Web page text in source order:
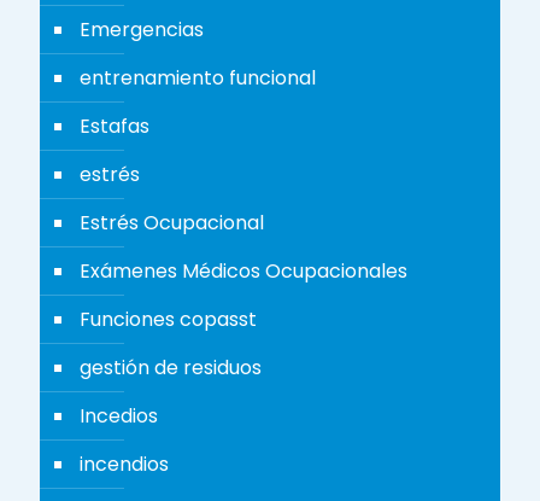
Emergencias
entrenamiento funcional
Estafas
estrés
Estrés Ocupacional
Exámenes Médicos Ocupacionales
Funciones copasst
gestión de residuos
Incedios
incendios